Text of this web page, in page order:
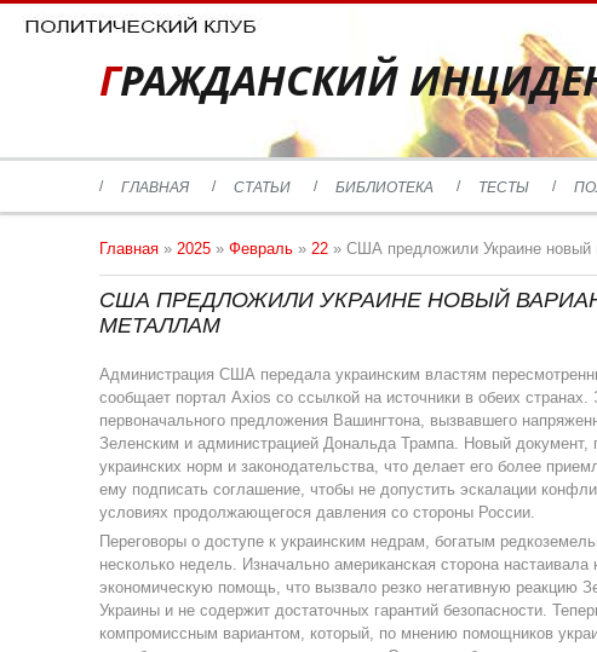
ГРАЖДАНСКИЙ
ГЛАВНАЯ СТАТЬИ БИБЛИОТЕКА ТЕСТЫ
Главная » 2025 » Февраль » 22 » США предложили Украине новый
США ПРЕДЛОЖИЛИ УКРАИНЕ НОВЫЙ
МЕТАЛЛАМ
Администрация США передала украинским властям
сообщает портал Axios со ссылкой на источники в обеих
первоначального предложения Вашингтона, вызвавшего
Зеленским и администрацией Дональда Трампа. Новый
украинских норм и законодательства, что делает его более
ему подписать соглашение, чтобы не допустить эскалации
условиях продолжающегося давления со стороны России.
Переговоры о доступе к украинским недрам, богатым
несколько недель. Изначально американская сторона
экономическую помощь, что вызвало резко негативную реакцию
Украины и не содержит достаточных гарантий безопасности.
компромиссным вариантом, который, по мнению помощников